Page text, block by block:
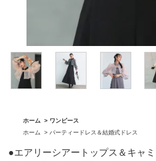
ンプス「SH1768」
レー
グ「
ホーム > ワンピース
ホーム
> パーティードレス＆結婚式ドレス
●エアリーシアートップス＆キャ